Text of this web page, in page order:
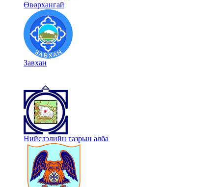
Өвөрхангай
Завхан
Нийслэлийн газрын алба